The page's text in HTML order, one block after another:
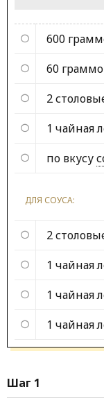
600
60
2
1 чайная
по вкусу
ДЛЯ СОУСА:
2
1 чайная
1 чайная
1 чайная
Шаг 1